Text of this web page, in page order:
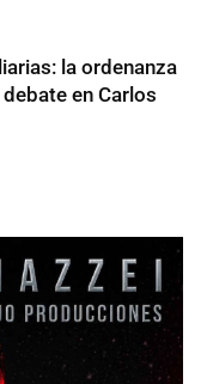
la ordenanza
en Carlos